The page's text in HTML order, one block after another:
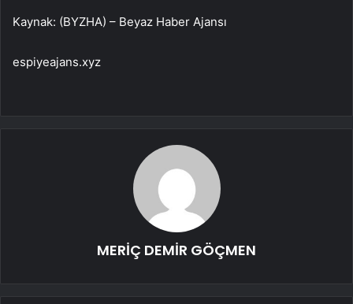
Kaynak: (BYZHA) – Beyaz Haber Ajansı
espiyeajans.xyz
MERİÇ DEMİR GÖÇMEN